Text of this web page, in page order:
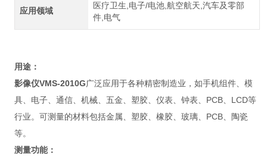
应用领域
医疗卫生,电子/电池,航空航天,汽车及零部
件,电气
用途：
影像仪VMS-2010G广泛应用于各种精密制造业，如手机组件、模
具、电子、通信、机械、五金、塑胶、仪表、钟表、PCB、LCD等
行业。可测量的材料包括金属、塑胶、橡胶、玻璃、PCB、陶瓷
等。
测量功能：